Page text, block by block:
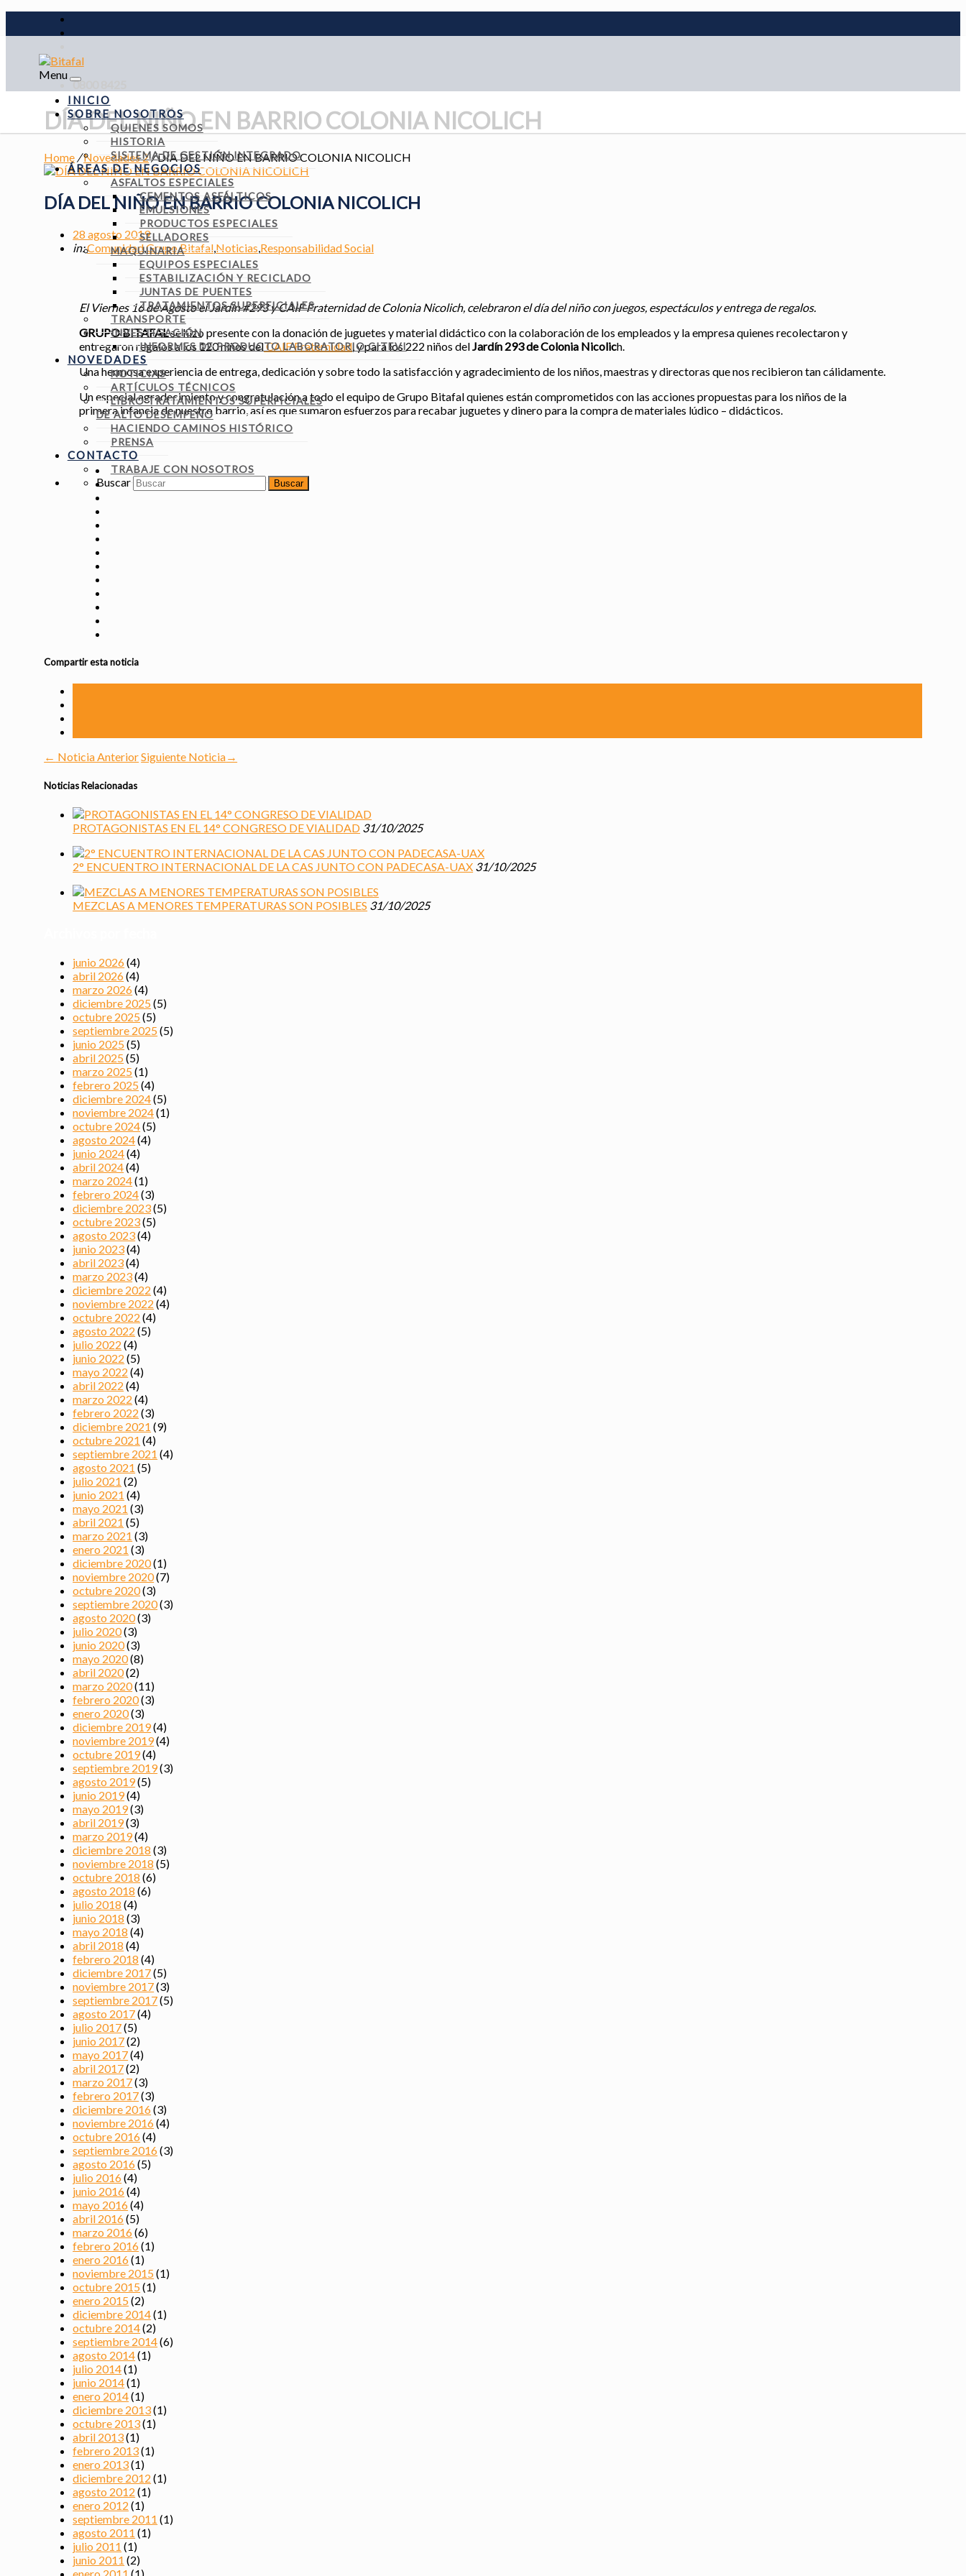
0800 8425
Menu
INICIO
SOBRE NOSOTROS
QUIENES SOMOS
HISTORIA
SISTEMA DE GESTIÓN INTEGRADO
ÁREAS DE NEGOCIOS
ASFALTOS ESPECIALES
CEMENTOS ASFÁLTICOS
EMULSIONES
PRODUCTOS ESPECIALES
SELLADORES
MAQUINARIA
EQUIPOS ESPECIALES
ESTABILIZACIÓN Y RECICLADO
JUNTAS DE PUENTES
TRATAMIENTOS SUPERFICIALES
TRANSPORTE
INVESTIGACIÓN
INFORMES DE PRODUCTO LABORATORIO CITEVI
NOVEDADES
NOTICIAS
ARTÍCULOS TÉCNICOS
LIBRO TRATAMIENTOS SUPERFICIALES
DE ALTO DESEMPEÑO
HACIENDO CAMINOS HISTÓRICO
PRENSA
CONTACTO
TRABAJE CON NOSOTROS
Buscar
DÍA DEL NIÑO EN BARRIO COLONIA NICOLICH
Home /Novedades 2/DÍA DEL NIÑO EN BARRIO COLONIA NICOLICH
DÍA DEL NIÑO EN BARRIO COLONIA NICOLICH
28 agosto 2019
in:Comunidad,Grupo Bitafal Noticias Responsabilidad Social
El Viernes 16 de Agosto el Jardín #293 y CAIF Fraternidad de Colonia Nicolich, celebraron el día del niño con juegos, espectáculos y entrega de regalos.
GRUPO BITAFALse hizo presente con la donación de juguetes y material didáctico con la colaboración de los empleados y la empresa quienes recolectaron y
entregaron regalos a los 120 niños delCAIF Fraternidad, y para los 222 niños del Jardín 293 de Colonia Nicolich.
Una hermosa experiencia de entrega, dedicación y sobre todo la satisfacción y agradecimiento de los niños, maestras y directoras que nos recibieron tan cálidamente.
Un especial agradecimiento y congratulación a todo el equipo de Grupo Bitafal quienes están comprometidos con las acciones propuestas para los niños de la
primera infancia de nuestro barrio, así es que sumaron esfuerzos para recabar juguetes y dinero para la compra de materiales lúdico – didácticos.
Compartir esta noticia
← Noticia AnteriorSiguiente Noticia→
Noticias Relacionadas
PROTAGONISTAS EN EL 14° CONGRESO DE VIALIDAD 31/10/2025
2° ENCUENTRO INTERNACIONAL DE LA CAS JUNTO CON PADECASA-UAX 31/10/2025
MEZCLAS A MENORES TEMPERATURAS SON POSIBLES 31/10/2025
junio 2026(4)
abril 2026(4)
marzo 2026(4)
diciembre 2025(5)
octubre 2025(5)
septiembre 2025(5)
junio 2025(5)
abril 2025(5)
marzo 2025(1)
febrero 2025(4)
diciembre 2024(5)
noviembre 2024(1)
octubre 2024(5)
agosto 2024(4)
junio 2024(4)
abril 2024(4)
marzo 2024(1)
febrero 2024(3)
diciembre 2023(5)
octubre 2023(5)
agosto 2023(4)
junio 2023(4)
abril 2023(4)
marzo 2023(4)
diciembre 2022 (4)
noviembre 2022 (4)
octubre 2022 (4)
agosto 2022 (5)
julio 2022 (4)
junio 2022 (5)
mayo 2022 (4)
abril 2022 (4)
marzo 2022 (4)
febrero 2022 (3)
diciembre 2021 (9)
octubre 2021 (4)
septiembre 2021 (4)
agosto 2021 (5)
julio 2021 (2)
junio 2021 (4)
mayo 2021 (3)
abril 2021 (5)
marzo 2021 (3)
enero 2021 (3)
diciembre 2020(1)
noviembre 2020(7)
octubre 2020(3)
septiembre 2020(3)
agosto 2020(3)
julio 2020(3)
junio 2020(3)
mayo 2020(8)
abril 2020(2)
marzo 2020(11)
febrero 2020(3)
enero 2020(3)
diciembre 2019(4)
noviembre 2019(4)
octubre 2019(4)
septiembre 2019(3)
agosto 2019(5)
junio 2019(4)
mayo 2019(3)
abril 2019(3)
marzo 2019(4)
diciembre 2018 (3)
noviembre 2018 (5)
octubre 2018 (6)
agosto 2018 (6)
julio 2018 (4)
junio 2018 (3)
mayo 2018 (4)
abril 2018 (4)
febrero 2018 (4)
diciembre 2017(5)
noviembre 2017(3)
septiembre 2017(5)
agosto 2017(4)
julio 2017(5)
junio 2017(2)
mayo 2017(4)
abril 2017(2)
marzo 2017(3)
febrero 2017(3)
diciembre 2016(3)
noviembre 2016(4)
octubre 2016(4)
septiembre 2016(3)
agosto 2016(5)
julio 2016(4)
junio 2016(4)
mayo 2016(4)
abril 2016(5)
marzo 2016(6)
febrero 2016(1)
enero 2016(1)
noviembre 2015(1)
octubre 2015(1)
enero 2015(2)
diciembre 2014(1)
octubre 2014(2)
septiembre 2014(6)
agosto 2014(1)
julio 2014(1)
junio 2014(1)
enero 2014(1)
diciembre 2013(1)
octubre 2013(1)
abril 2013(1)
febrero 2013(1)
enero 2013(1)
diciembre 2012 (1)
agosto 2012 (1)
enero 2012 (1)
septiembre 2011 (1)
agosto 2011 (1)
julio 2011 (1)
junio 2011 (2)